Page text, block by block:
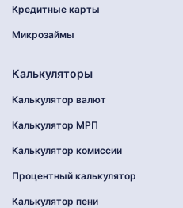
Кредитные карты
Микрозаймы
Калькуляторы
Калькулятор валют
Калькулятор МРП
Калькулятор комиссии
Процентный калькулятор
Калькулятор пени